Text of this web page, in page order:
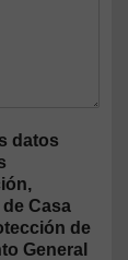
datos
Casa
de
General